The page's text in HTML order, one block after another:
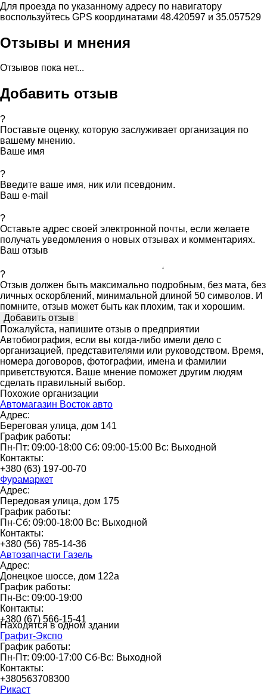
Для проезда по указанному адресу по навигатору
воспользуйтесь GPS координатами 48.420597 и 35.057529
Отзывы и мнения
Отзывов пока нет...
Добавить отзыв
?
Поставьте оценку, которую заслуживает организация по
вашему мнению.
Ваше имя
?
Введите ваше имя, ник или псевдоним.
Ваш e-mail
?
Оставьте адрес своей электронной почты, если желаете
получать уведомления о новых отзывах и комментариях.
Ваш отзыв
?
Отзыв должен быть максимально подробным, без мата, без
личных оскорблений, минимальной длиной 50 символов. И
помните, отзыв может быть как плохим, так и хорошим.
Пожалуйста, напишите отзыв о предприятии
Автобиография, если вы когда-либо имели дело с
организацией, представителями или руководством. Время,
номера договоров, фотографии, имена и фамилии
приветствуются. Ваше мнение поможет другим людям
сделать правильный выбор.
Похожие организации
Автомагазин Восток авто
Адрес:
Береговая улица, дом 141
График работы:
Пн-Пт: 09:00-18:00 Сб: 09:00-15:00 Вс: Выходной
Контакты:
+380 (63) 197-00-70
Фурамаркет
Адрес:
Передовая улица, дом 175
График работы:
Пн-Сб: 09:00-18:00 Вс: Выходной
Контакты:
+380 (56) 785-14-36
Автозапчасти Газель
Адрес:
Донецкое шоссе, дом 122а
График работы:
Пн-Вс: 09:00-19:00
Контакты:
+380 (67) 566-15-41
Находятся в одном здании
Графит-Экспо
График работы:
Пн-Пт: 09:00-17:00 Сб-Вс: Выходной
Контакты:
+380563708300
Рикаст